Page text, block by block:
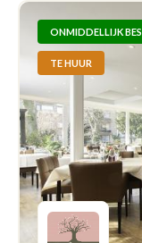
ONMIDDELLIJK
TE HUUR